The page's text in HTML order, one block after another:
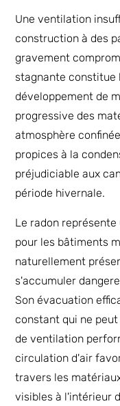
Une ventilation
construction à des
gravement
stagnante constitue
développement de
progressive des
atmosphère
propices à la
préjudiciable aux
période hivernale.
Le radon
pour les bâtiments
naturellement
s'accumuler
Son évacuation
constant qui ne
de ventilation
circulation d'air
travers les
visibles à l'intérieur